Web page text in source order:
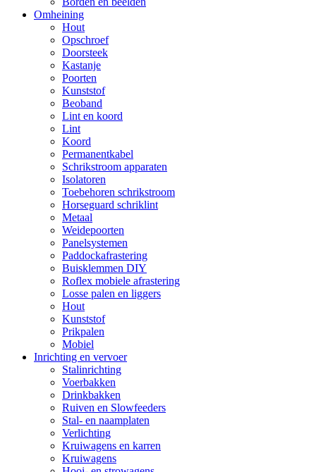
Omheining
Hout
Opschroef
Doorsteek
Kastanje
Poorten
Kunststof
Beoband
Lint en koord
Lint
Koord
Permanentkabel
Schrikstroom apparaten
Isolatoren
Toebehoren schrikstroom
Horseguard schriklint
Metaal
Weidepoorten
Panelsystemen
Paddockafrastering
Buisklemmen DIY
Roflex mobiele afrastering
Losse palen en liggers
Hout
Kunststof
Prikpalen
Mobiel
Inrichting en vervoer
Stalinrichting
Voerbakken
Drinkbakken
Ruiven en Slowfeeders
Stal- en naamplaten
Verlichting
Kruiwagens en karren
Kruiwagens